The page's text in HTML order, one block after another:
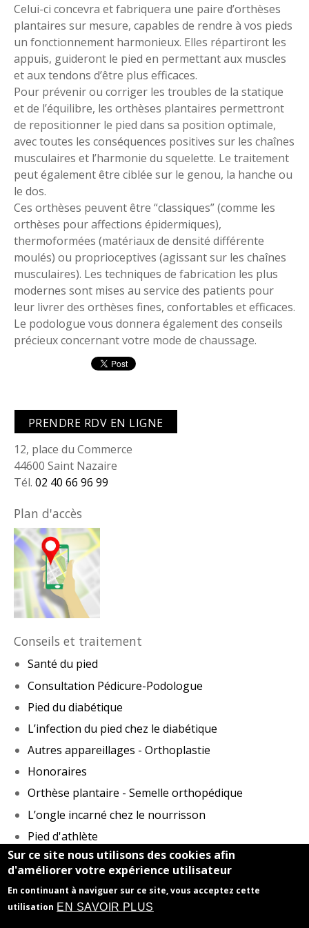
Celui-ci concevra et fabriquera une paire d’orthèses
plantaires sur mesure, capables de rendre à vos pieds
un fonctionnement harmonieux. Elles répartiront les
appuis, guideront le pied en permettant aux muscles
et aux tendons d’être plus efficaces.
Pour prévenir ou corriger les troubles de la statique
et de l’équilibre, les orthèses plantaires permettront
de repositionner le pied dans sa position optimale,
avec toutes les conséquences positives sur les chaînes
musculaires et l’harmonie du squelette. Le traitement
peut également être ciblée sur le genou, la hanche ou
le dos.
Ces orthèses peuvent être “classiques” (comme les
orthèses pour affections épidermiques),
thermoformées (matériaux de densité différente
moulés) ou proprioceptives (agissant sur les chaînes
musculaires). Les techniques de fabrication les plus
modernes sont mises au service des patients pour
leur livrer des orthèses fines, confortables et efficaces.
Le podologue vous donnera également des conseils
précieux concernant votre mode de chaussage.
PRENDRE RDV EN LIGNE
12, place du Commerce
44600 Saint Nazaire
Tél. 02 40 66 96 99
Plan d'accès
Conseils et traitement
Santé du pied
Consultation Pédicure-Podologue
Pied du diabétique
L’infection du pied chez le diabétique
Autres appareillages - Orthoplastie
Honoraires
Orthèse plantaire - Semelle orthopédique
L’ongle incarné chez le nourrisson
Pied d'athlète
Sportifs
Honoraires -Mentions légales
Sur ce site nous utilisons des cookies afin
d'améliorer votre expérience utilisateur
En continuant à naviguer sur ce site, vous acceptez cette
utilisation EN SAVOIR PLUS